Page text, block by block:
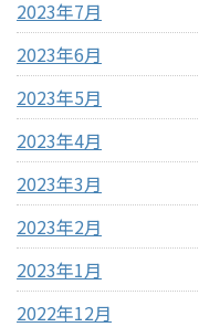
2023年7月
2023年6月
2023年5月
2023年4月
2023年3月
2023年2月
2023年1月
2022年12月